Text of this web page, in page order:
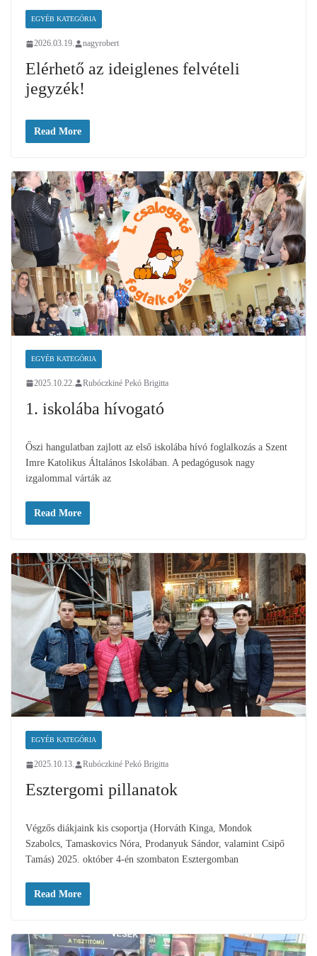
EGYÉB KATEGÓRIA
2026.03.19. nagyrobert
Elérhető az ideiglenes felvételi
jegyzék!
Read More
EGYÉB KATEGÓRIA
2025.10.22. Rubóczkiné Pekó Brigitta
1. iskolába hívogató
Őszi hangulatban zajlott az első iskolába hívó foglalkozás a Szent
Imre Katolikus Általános Iskolában. A pedagógusok nagy
izgalommal várták az
Read More
EGYÉB KATEGÓRIA
2025.10.13. Rubóczkiné Pekó Brigitta
Esztergomi pillanatok
Végzős diákjaink kis csoportja (Horváth Kinga, Mondok
Szabolcs, Tamaskovics Nóra, Prodanyuk Sándor, valamint Csipő
Tamás) 2025. október 4-én szombaton Esztergomban
Read More